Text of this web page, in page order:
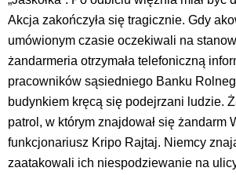
Akcja zakończyła się tragicznie. Gdy
umówionym czasie oczekiwali na
żandarmeria otrzymała telefoniczną
pracowników sąsiedniego Banku
budynkiem kręcą się podejrzani ludzie.
patrol, w którym znajdował się żandarm
funkcjonariusz Kripo Rajtaj. Niemcy
zaatakowali ich niespodziewanie na